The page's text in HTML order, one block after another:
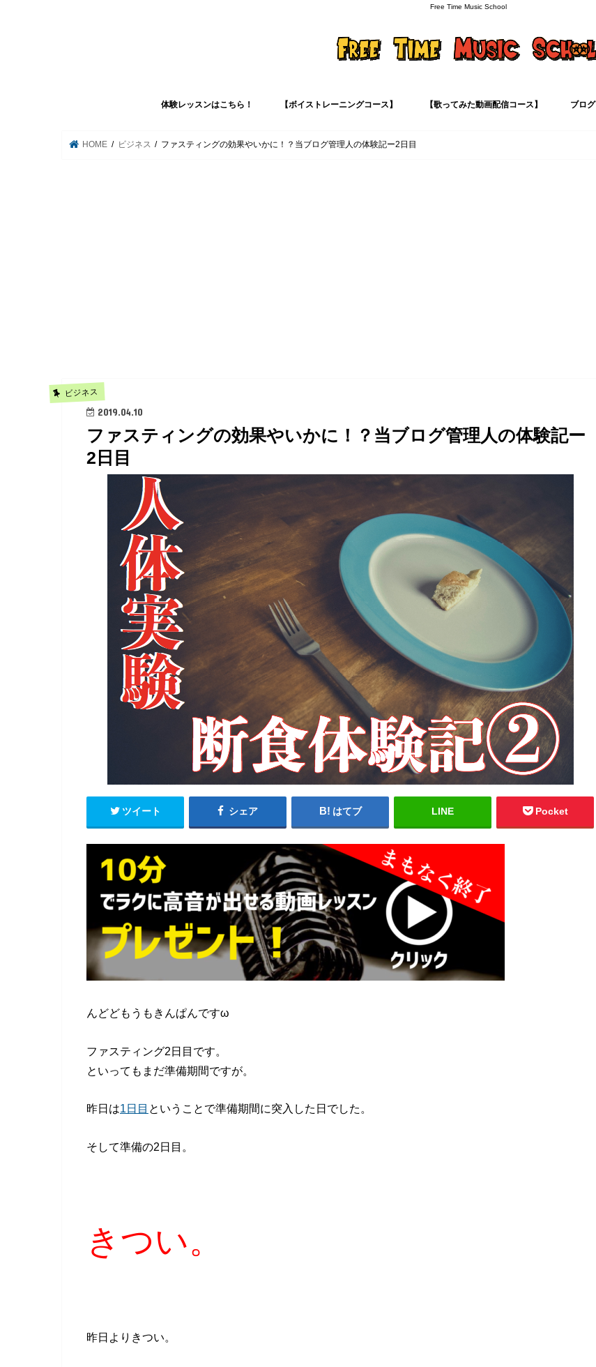
Free Time Music School
体験レッスンはこちら！ 【ボイストレーニングコース】 【歌ってみた動画配信コース】 ブログ
HOME ビジネス ファスティングの効果やいかに！？当ブログ管理人の体験記ー2日目
ビジネス
2019.04.10
ファスティングの効果やいかに！？当ブログ管理人の体験記ー
2日目
ツイート シェア はてブ LINE Pocket
んどどもうもきんぱんですω
ファスティング2日目です。
といってもまだ準備期間ですが。
昨日は1日目 ということで準備期間に突入した日でした。
そして準備の2日目。
きつい。
昨日よりきつい。